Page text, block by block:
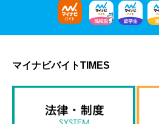
マイナビバイトTIMES